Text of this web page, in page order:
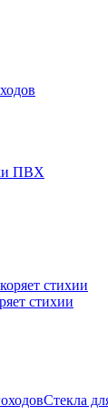
ПВХ
стихии
Стекла